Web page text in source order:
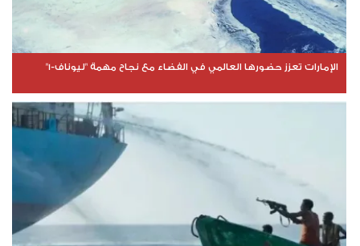
الإمارات تعزز حضورها العالمي في الفضاء مع نجاح مهمة "ليوناف-1"